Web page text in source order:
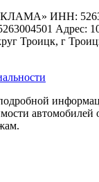
ИНН:
Адрес:
Троицк, г
автомобилей